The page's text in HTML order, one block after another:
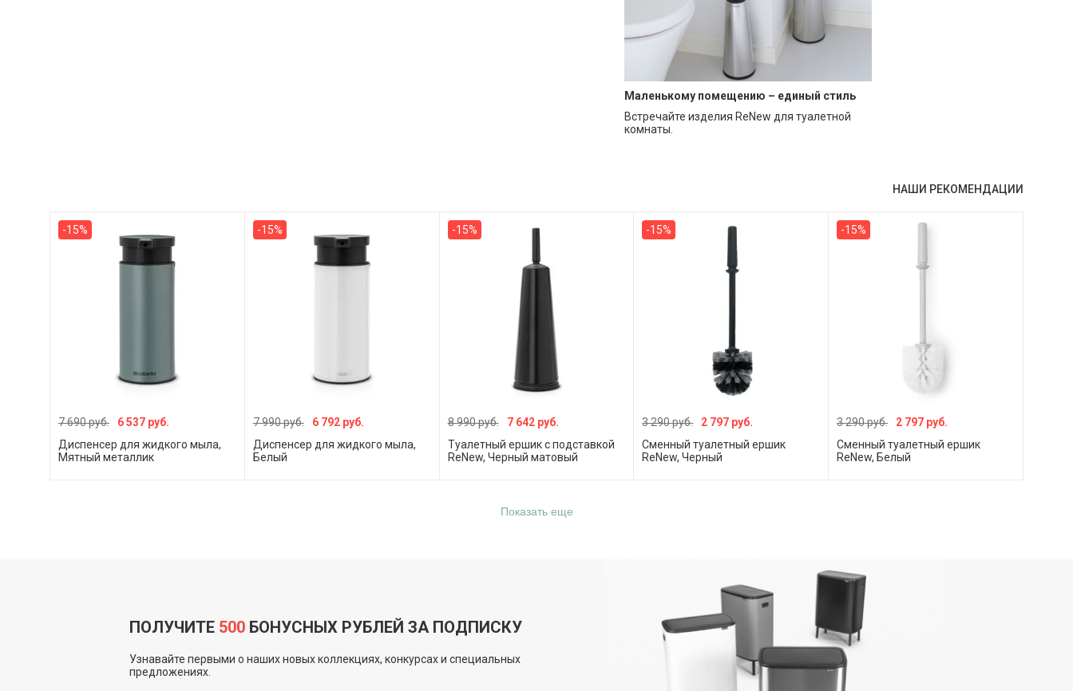
Маленькому помещению – единый стиль
Встречайте изделия ReNew для туалетной
комнаты.
НАШИ РЕКОМЕНДАЦИИ
-15%
7 690 руб.
6 537 руб.
Диспенсер для жидкого мыла,
Мятный металлик
-15%
7 990 руб.
6 792 руб.
Диспенсер для жидкого мыла,
Белый
-15%
8 990 руб.
7 642 руб.
Туалетный ершик с подставкой
ReNew, Черный матовый
-15%
3 290 руб.
2 797 руб.
Сменный туалетный ершик
ReNew, Черный
-15%
3 290 руб.
2 797 руб.
Сменный туалетный ершик
ReNew, Белый
Показать еще
ПОЛУЧИТЕ 500 БОНУСНЫХ РУБЛЕЙ ЗА ПОДПИСКУ
Узнавайте первыми о наших новых коллекциях, конкурсах и специальных
предложениях.